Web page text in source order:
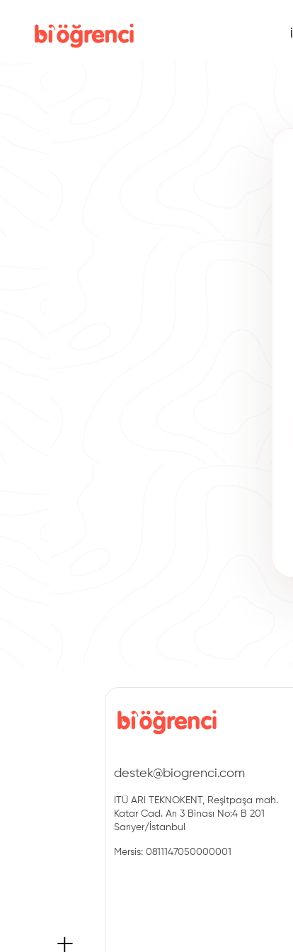
destek@biogrenci.com
ITÜ ARI TEKNOKENT, Reşitpaşa mah.
Katar Cad. Arı 3 Binası No:4 B 201
Sarıyer/İstanbul
Mersis: 0811147050000001